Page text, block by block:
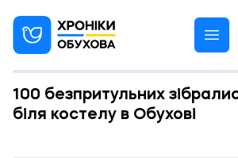
100 безпритульних
біля костелу в Обухові